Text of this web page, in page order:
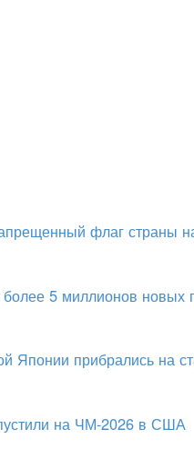
флаг страны
5 миллионов новых
Японии прибрались на
на ЧМ-2026 в США